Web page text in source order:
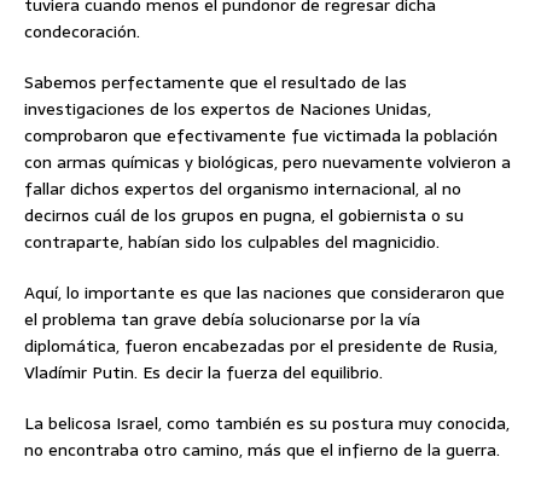
condecoración.
Sabemos perfectamente que el resultado de las
investigaciones de los expertos de Naciones Unidas,
comprobaron que efectivamente fue victimada la población
con armas químicas y biológicas, pero nuevamente volvieron a
fallar dichos expertos del organismo internacional, al no
decirnos cuál de los grupos en pugna, el gobiernista o su
contraparte, habían sido los culpables del magnicidio.
Aquí, lo importante es que las naciones que consideraron que
el problema tan grave debía solucionarse por la vía
diplomática, fueron encabezadas por el presidente de Rusia,
Vladímir Putin. Es decir la fuerza del equilibrio.
La belicosa Israel, como también es su postura muy conocida,
no encontraba otro camino, más que el infierno de la guerra.